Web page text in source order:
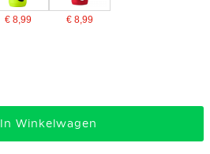
€ 8,99 € 8,99
In Winkelwagen